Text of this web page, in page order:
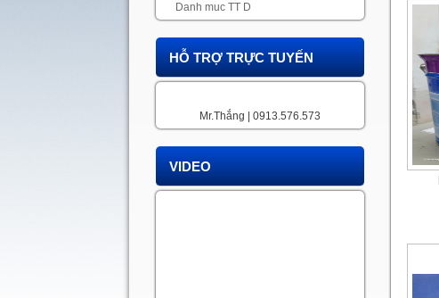
Danh muc TT D
HỖ TRỢ TRỰC TUYẾN
Mr.Thắng | 0913.576.573
VIDEO